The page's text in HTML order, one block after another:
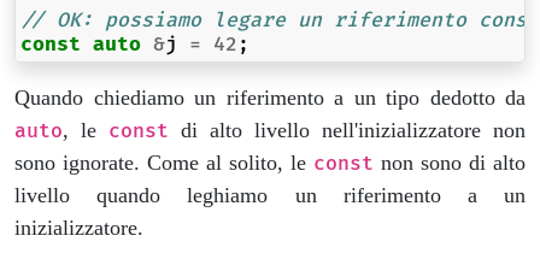
// OK: possiamo legare un riferimento
const auto &j = 42 ;
Quando chiediamo un riferimento a un tipo dedotto da
auto, le const di alto livello nell'inizializzatore non
sono ignorate. Come al solito, le const non sono di alto
livello quando leghiamo un riferimento a un
inizializzatore.